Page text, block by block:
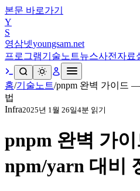
본문 바로가기
Y
S
영삼넷youngsam.net
프로그램기술노트뉴스사전 자료
홈/기술노트/pnpm 완벽 가이드
법
Infra2025년 1월 26일4분 읽기
pnpm 완벽 가
npm/yarn 대비